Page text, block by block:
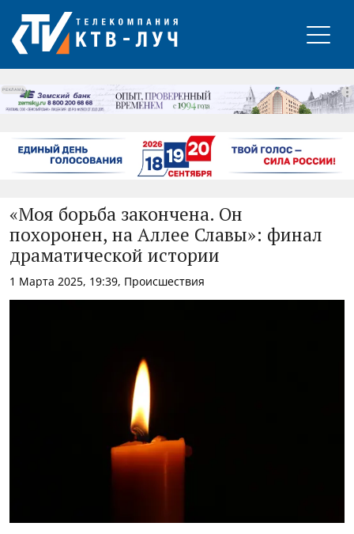
РЕКЛАМА
«Моя борьба закончена. Он
похоронен, на Аллее Славы»: финал
драматической истории
1 Марта 2025, 19:39, Происшествия